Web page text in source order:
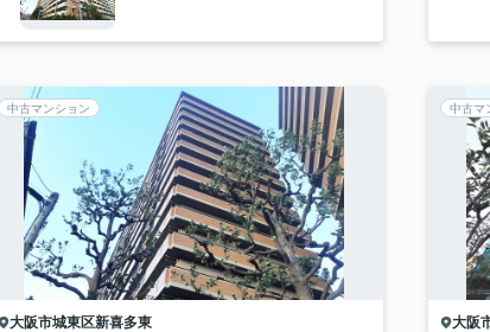
中古マンション
大阪市城東区新喜多東
中古マ
大阪